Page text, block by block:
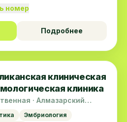
номер
Подробнее
клиническая
клиника
· Алмазарский
Эмбриология